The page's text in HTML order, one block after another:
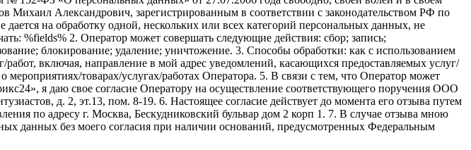
Александрович, зарегистрированным в соответствии с законодательством РФ по
на обработку одной, нескольких или всех категорий персональных данных, не
%fields% 2. Оператор может совершать следующие действия: сбор; запись;
блокирование; удаление; уничтожение. 3. Способы обработки: как с использованием
включая, направление в мой адрес уведомлений, касающихся предоставляемых услуг/
товарах/услугах/работах Оператора. 5. В связи с тем, что Оператор может
я даю свое согласие Оператору на осуществление соответствующего поручения ООО
д. 2, эт.13, пом. 8-19. 6. Настоящее согласие действует до момента его отзыва путем
по адресу г. Москва, Бескудниковский бульвар дом 2 корп 1. 7. В случае отзыва мною
данных без моего согласия при наличии оснований, предусмотренных Федеральным